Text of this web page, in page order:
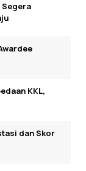
Segera
KKL,
dan Skor